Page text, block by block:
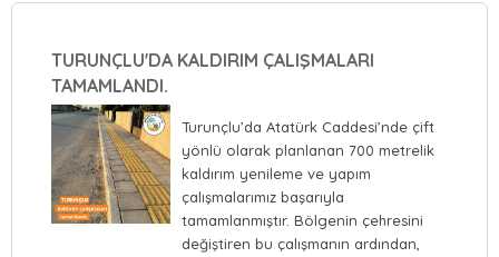
TURUNÇLU'DA KALDIRIM ÇALIŞMALARI
TAMAMLANDI.
Turunçlu’da Atatürk Caddesi’nde çift
yönlü olarak planlanan 700 metrelik
kaldırım yenileme ve yapım
çalışmalarımız başarıyla
tamamlanmıştır. Bölgenin çehresini
değiştiren bu çalışmanın ardından,